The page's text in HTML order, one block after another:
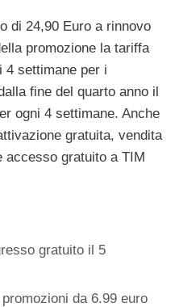
di 24,90 Euro a rinnovo
promozione la tariffa
4 settimane per i
fine del quarto anno il
ogni 4 settimane. Anche
gratuita, vendita
accesso gratuito a TIM
gratuito il 5
da 6.99 euro